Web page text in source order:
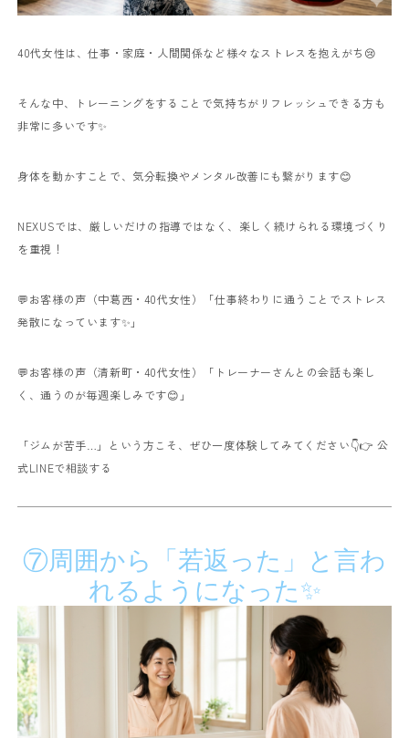
40代女性は、仕事・家庭・人間関係など様々なストレスを抱えがち😢
そんな中、トレーニングをすることで気持ちがリフレッシュできる方も
非常に多いです✨
身体を動かすことで、気分転換やメンタル改善にも繋がります😊
NEXUSでは、厳しいだけの指導ではなく、楽しく続けられる環境づくり
を重視！
💬お客様の声（中葛西・40代女性）
「仕事終わりに通うことでストレス
発散になっています✨」
💬お客様の声（清新町・40代女性）
「トレーナーさんとの会話も楽し
く、通うのが毎週楽しみです😊」
「ジムが苦手…」という方こそ、ぜひ一度体験してみてください👇👉公
式LINEで相談する
⑦周囲から「若返った」と言わ
れるようになった✨